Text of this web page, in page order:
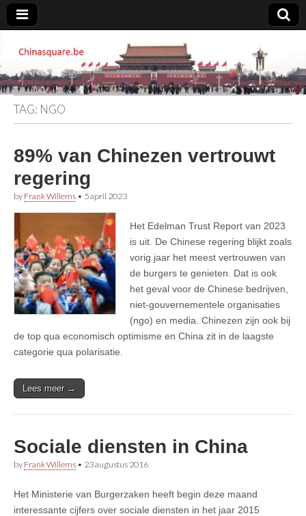
Chinasquare.be
TAG: NGO
89% van Chinezen vertrouwt
regering
by Frank Willems • 5 april 2023
Het Edelman Trust Report van 2023
is uit. De Chinese regering blijkt zoals
vorig jaar het meest vertrouwen van
de burgers te genieten. Dat is ook
het geval voor de Chinese bedrijven,
niet-gouvernementele organisaties
(ngo) en media. Chinezen zijn ook bij
de top qua economisch optimisme en China zit in de laagste
categorie qua polarisatie.
Lees meer →
Sociale diensten in China
by Frank Willems • 23 augustus 2016
Het Ministerie van Burgerzaken heeft begin deze maand
interessante cijfers over sociale diensten in het jaar 2015